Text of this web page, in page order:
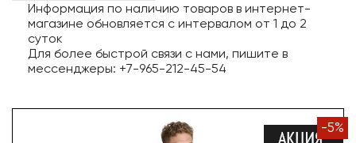
Информация по наличию товаров в интернет-
магазине обновляется с интервалом от 1 до 2
суток
Для более быстрой связи с нами, пишите в
мессенджеры: +7-965-212-45-54
-5%